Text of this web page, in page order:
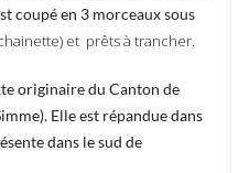
coupé en 3 morceaux sous
et prêts à trancher.
originaire du Canton de
Elle est répandue dans
dans le sud de